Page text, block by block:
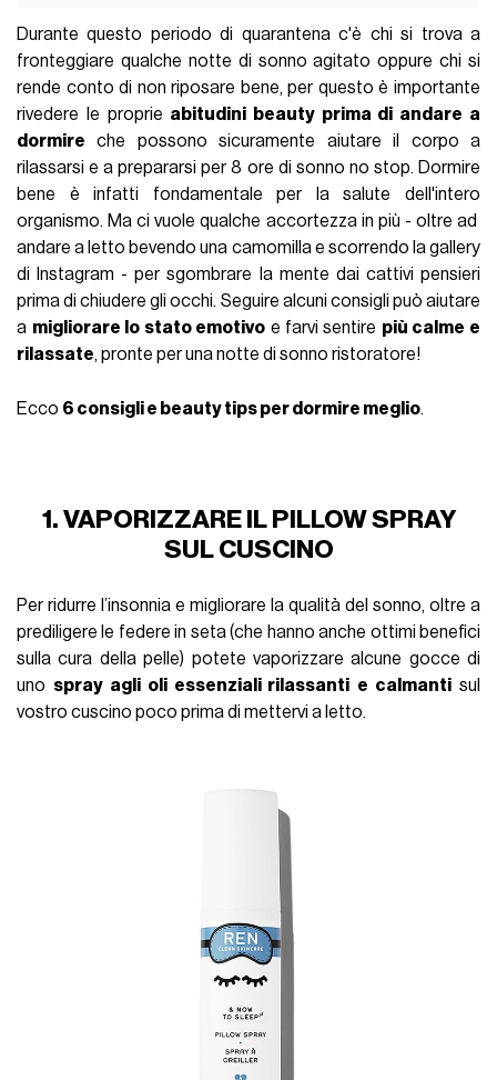
Durante questo periodo di quarantena c'è chi si trova a
fronteggiare qualche notte di sonno agitato oppure chi si
rende conto di non riposare bene, per questo è importante
rivedere le proprie abitudini beauty prima di andare a
dormire che possono sicuramente aiutare il corpo a
rilassarsi e a prepararsi per 8 ore di sonno no stop. Dormire
bene è infatti fondamentale per la salute dell'intero
organismo. Ma ci vuole qualche accortezza in più - oltre ad
andare a letto bevendo una camomilla e scorrendo la gallery
di Instagram - per sgombrare la mente dai cattivi pensieri
prima di chiudere gli occhi. Seguire alcuni consigli può aiutare
a migliorare lo stato emotivo e farvi sentire più calme e
rilassate, pronte per una notte di sonno ristoratore!
Ecco 6 consigli e beauty tips per dormire meglio.
1. VAPORIZZARE IL PILLOW SPRAY
SUL CUSCINO
Per ridurre l’insonnia e migliorare la qualità del sonno, oltre a
prediligere le federe in seta (che hanno anche ottimi benefici
sulla cura della pelle) potete vaporizzare alcune gocce di
uno spray agli oli essenziali rilassanti e calmanti sul
vostro cuscino poco prima di mettervi a letto.